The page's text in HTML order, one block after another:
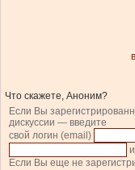
Что скажете, Аноним?
Если Вы
дискуссии — введите
свой логин (email)
Если Вы еще не